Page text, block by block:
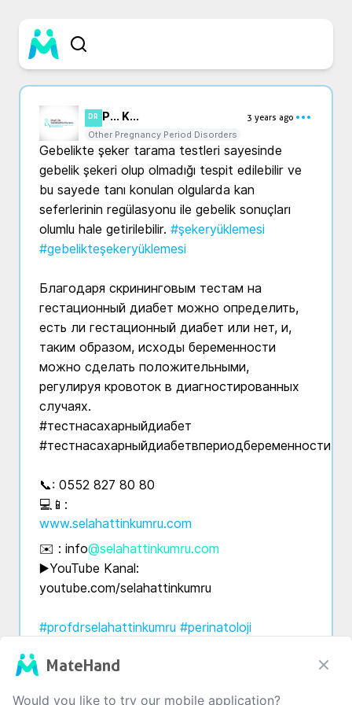
DR P... K...
3 years ago
Other Pregnancy Period Disorders
Gebelikte şeker tarama testleri sayesinde
gebelik şekeri olup olmadığı tespit edilebilir ve
bu sayede tanı konulan olgularda kan
seferlerinin regülasyonu ile gebelik sonuçları
olumlu hale getirilebilir. #şekeryüklemesi
#gebelikteşekeryüklemesi
Благодаря скрининговым тестам на
гестационный диабет можно определить,
есть ли гестационный диабет или нет, и,
таким образом, исходы беременности
можно сделать положительными,
регулируя кровоток в диагностированных
случаях.
#тестнасахарныйдиабет
#тестнасахарныйдиабетвпериодбеременности
📞: 0552 827 80 80
💻📱:
www.selahattinkumru.com
✉️ : info@selahattinkumru.com
▶️YouTube Kanal:
youtube.com/selahattinkumru
#profdrselahattinkumru #perinatoloji
#antalyajinekoloji
MateHand
Would you like to try our mobile application?